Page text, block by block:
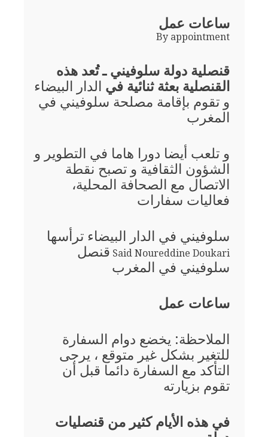
ساعات عمل
By appointment
قنصلية دولة سلوفيني ـ تُعد هذه
القنصلية بعثة ثنائية في الدار البيضاء
و تقوم بإقامة مصلحة سلوفيني في
المغرب
و تلعب أيضا دورا هاما في التطوير و
الشؤون الثقافية و تصبح نقطة
الاتصال مع الصحافة المحلية،
فعاليات سفارات
سلوفيني في الدار البيضاء ترأسها
Said Noureddine Doukari قنصل
سلوفيني في المغرب
ساعات عمل
الملاحظة: يخضع دوام السفارة
للتغير بشكل غير متوقع ، يرجى
التأكد مع السفارة دائما قبل أن
تقوم بزيارته
في هذه الأيام كثير من قنصليات